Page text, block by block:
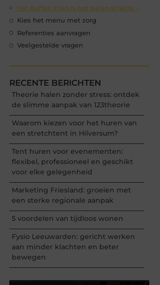
Het buffet: Eten is het belangrijkste punt van keuze
Kies het menu met zorg
Referenties aanvragen
Veelgestelde vragen
RECENTE BERICHTEN
Theorie halen zonder stress: ontdek
de slimme aanpak van 123theorie
Waarom kiezen voor het huren van
een stretchtent in Hilversum?
Tent huren voor evenementen:
flexibel, professioneel en geschikt
voor elke gelegenheid
Marketing Friesland: groeien met
een sterke regionale aanpak
5 voordelen van tijdloos wonen
Fysio Leeuwarden: gericht werken
aan minder klachten en beter
bewegen